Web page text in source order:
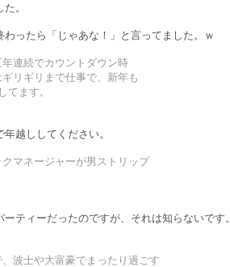
。
ったら「じゃあな！」と言ってました。ｗ
連続でカウントダウン時
リギリまで仕事で、新年も
てます。
越ししてください。
マネージャーが男ストリップ
ティーだったのですが、それは知らないです。
波士や大富豪でまったり過ごす